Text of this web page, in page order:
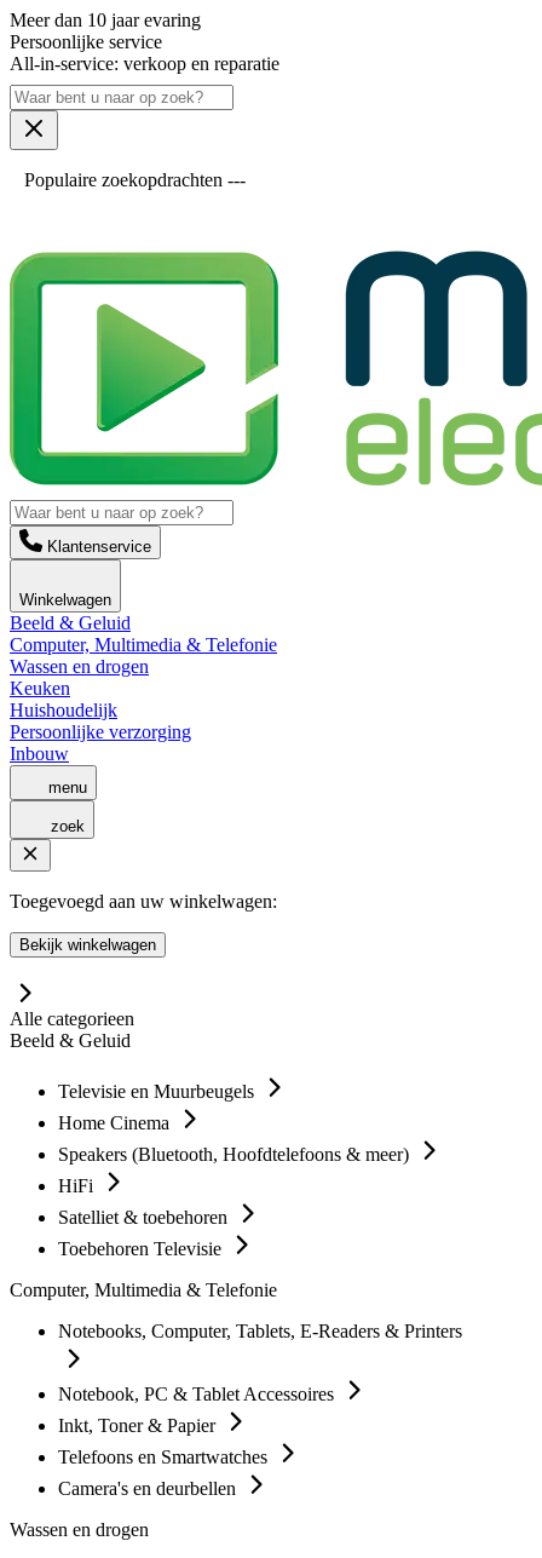
Meer dan 10 jaar evaring
Persoonlijke service
All-in-service: verkoop en reparatie
Populaire zoekopdrachten ---
Klantenservice
Winkelwagen
Beeld & Geluid
Computer, Multimedia & Telefonie
Wassen en drogen
Keuken
Huishoudelijk
Persoonlijke verzorging
Inbouw
menu
zoek
Toegevoegd aan uw winkelwagen:
Bekijk winkelwagen
Alle categorieen
Beeld & Geluid
Televisie en Muurbeugels
Home Cinema
Speakers (Bluetooth, Hoofdtelefoons & meer)
HiFi
Satelliet & toebehoren
Toebehoren Televisie
Computer, Multimedia & Telefonie
Notebooks, Computer, Tablets, E-Readers & Printers
Notebook, PC & Tablet Accessoires
Inkt, Toner & Papier
Telefoons en Smartwatches
Camera's en deurbellen
Wassen en drogen